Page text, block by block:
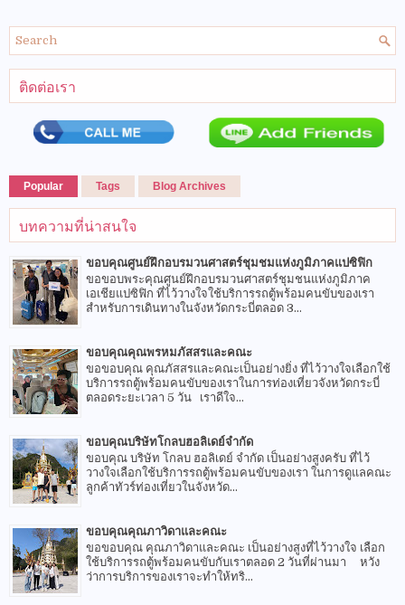
ติดต่อเรา
Popular Tags Blog Archives
บทความที่น่าสนใจ
ขอบคุณศูนย์ฝึกอบรมวนศาสตร์ชุมชมแห่งภูมิภาคแปซิฟิก
ขอขอบพระคุณศูนย์ฝึกอบรมวนศาสตร์ชุมชนแห่งภูมิภาค
เอเชียแปซิฟิก ที่ไว้วางใจใช้บริการรถตู้พร้อมคนขับของเรา
สำหรับการเดินทางในจังหวัดกระบี่ตลอด 3...
ขอบคุณคุณพรหมภัสสรและคณะ
ขอขอบคุณ คุณภัสสรและคณะเป็นอย่างยิ่ง ที่ไว้วางใจเลือกใช้
บริการรถตู้พร้อมคนขับของเราในการท่องเที่ยวจังหวัดกระบี่
ตลอดระยะเวลา 5 วัน เราดีใจ...
ขอบคุณบริษัทโกลบฮอลิเดย์จำกัด
ขอบคุณ บริษัท โกลบ ฮอลิเดย์ จำกัด เป็นอย่างสูงครับ ที่ไว้
วางใจเลือกใช้บริการรถตู้พร้อมคนขับของเรา ในการดูแลคณะ
ลูกค้าทัวร์ท่องเที่ยวในจังหวัด...
ขอบคุณคุณภาวิดาและคณะ
ขอขอบคุณ คุณภาวิดาและคณะ เป็นอย่างสูงที่ไว้วางใจ เลือก
ใช้บริการรถตู้พร้อมคนขับกับเราตลอด 2 วันที่ผ่านมา หวัง
ว่าการบริการของเราจะทำให้ทริ...